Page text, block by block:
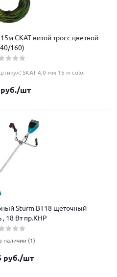
СКАТ витой тросс цветной
160)
SKAT 4,0 мм 15 м color
/шт
Sturm BT18 щеточный
, 18 Вт пр.КНР
наличии (1)
руб./шт